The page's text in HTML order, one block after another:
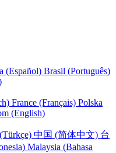
(Español) Brasil (Português)
France (Français) Polska
(English)
中国 (简体中文) 台
Malaysia (Bahasa